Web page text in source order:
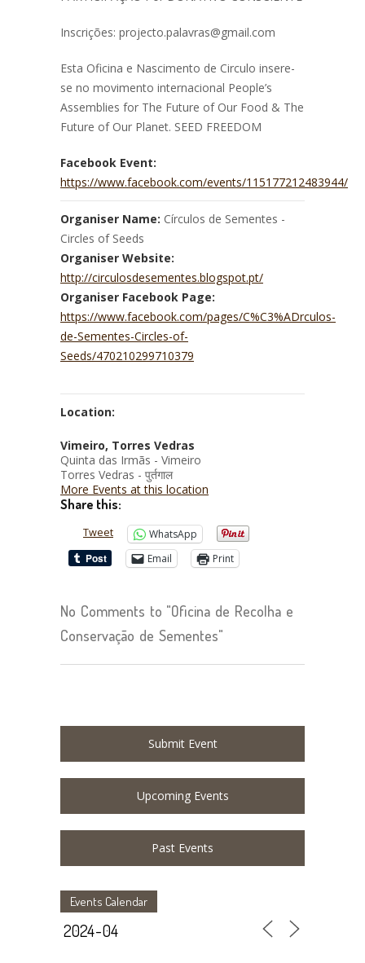
Inscrições: projecto.palavras@gmail.com
Esta Oficina e Nascimento de Circulo insere-
se no movimento internacional People’s
Assemblies for The Future of Our Food & The
Future of Our Planet. SEED FREEDOM
Facebook Event:
https://www.facebook.com/events/115177212483944/
Organiser Name: Círculos de Sementes -
Circles of Seeds
Organiser Website:
http://circulosdesementes.blogspot.pt/
Organiser Facebook Page:
https://www.facebook.com/pages/C%C3%ADrculos-
de-Sementes-Circles-of-
Seeds/470210299710379
Location:
Vimeiro, Torres Vedras
Quinta das Irmãs - Vimeiro
Torres Vedras - पुर्तगाल
More Events at this location
Share this:
Tweet
WhatsApp
Email
Print
No Comments to "Oficina de Recolha e
Conservação de Sementes"
Submit Event
Upcoming Events
Past Events
Events Calendar